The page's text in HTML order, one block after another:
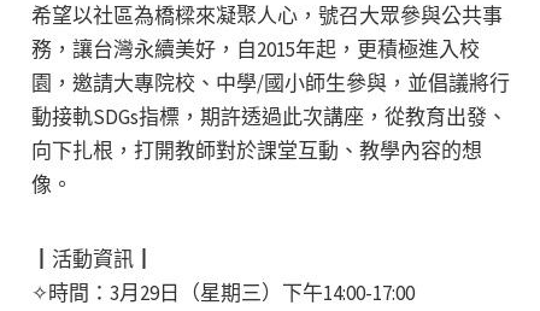
希望以社區為橋樑來凝聚人心，號召大眾參與公共事
務，讓台灣永續美好，自2015年起，更積極進入校
園，邀請大專院校、中學/國小師生參與，並倡議將行
動接軌SDGs指標，期許透過此次講座，從教育出發、
向下扎根，打開教師對於課堂互動、教學內容的想
像。
┃活動資訊┃
✧時間：3月29日（星期三）下午14:00-17:00